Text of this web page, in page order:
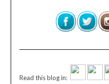
Read this blog in: